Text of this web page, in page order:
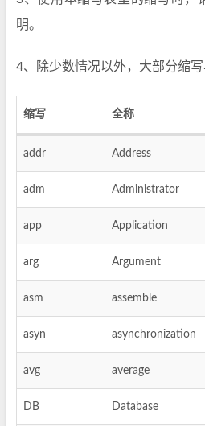
明。
4、除少数情况以外，大部分缩写
缩写 全称
addr Address
adm Administrator
app Application
arg Argument
asm assemble
asyn asynchronization
avg average
DB Database